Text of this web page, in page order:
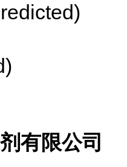
有限公司